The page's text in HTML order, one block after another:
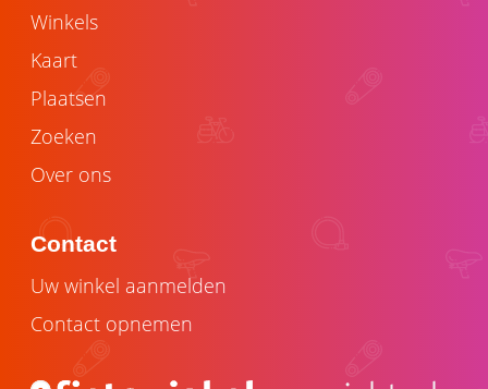
Winkels
Kaart
Plaatsen
Zoeken
Over ons
Contact
Uw winkel aanmelden
Contact opnemen